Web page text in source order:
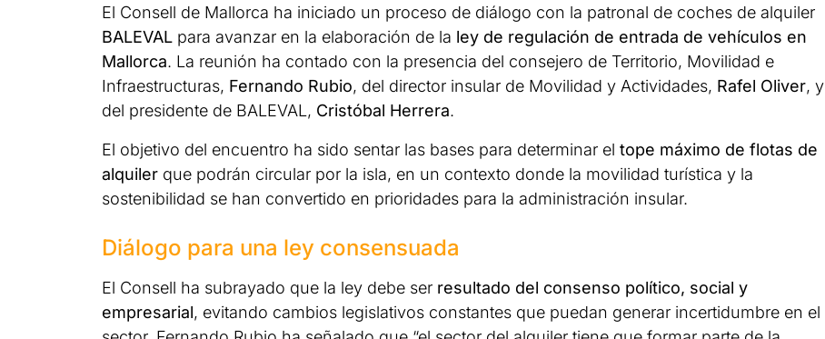
El Consell de Mallorca ha iniciado un proceso de diálogo con la patronal de coches de alquiler
BALEVAL para avanzar en la elaboración de la ley de regulación de entrada de vehículos en
Mallorca. La reunión ha contado con la presencia del consejero de Territorio, Movilidad e
Infraestructuras, Fernando Rubio, del director insular de Movilidad y Actividades, Rafel Oliver, y
del presidente de BALEVAL, Cristóbal Herrera.
El objetivo del encuentro ha sido sentar las bases para determinar el tope máximo de flotas de
alquiler que podrán circular por la isla, en un contexto donde la movilidad turística y la
sostenibilidad se han convertido en prioridades para la administración insular.
Diálogo para una ley consensuada
El Consell ha subrayado que la ley debe ser resultado del consenso político, social y
empresarial, evitando cambios legislativos constantes que puedan generar incertidumbre en el